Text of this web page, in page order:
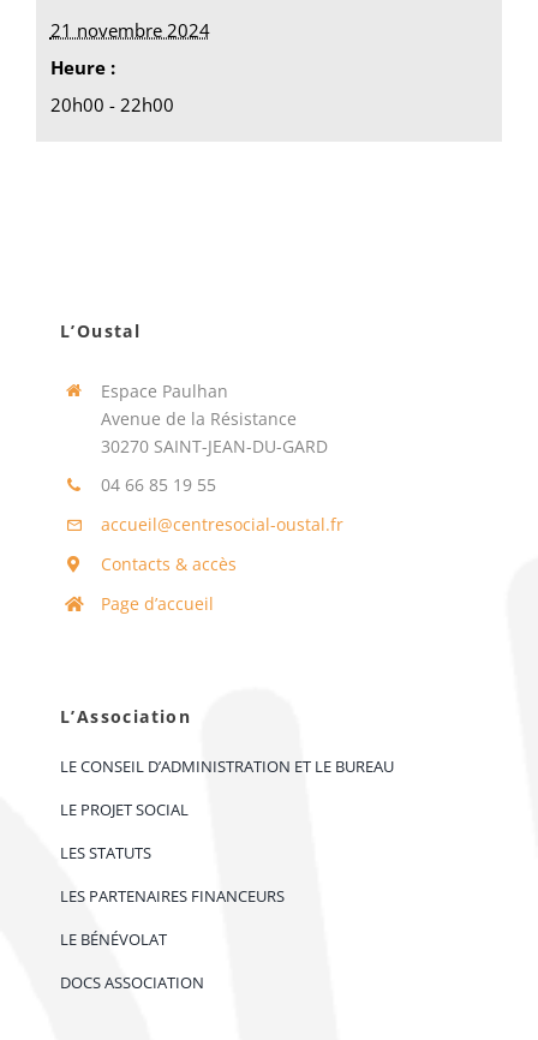
21 novembre 2024
Heure :
20h00 - 22h00
L’Oustal
Espace Paulhan
Avenue de la Résistance
30270 SAINT-JEAN-DU-GARD
04 66 85 19 55
accueil@centresocial-oustal.fr
Contacts & accès
Page d’accueil
L’Association
LE CONSEIL D’ADMINISTRATION ET LE BUREAU
LE PROJET SOCIAL
LES STATUTS
LES PARTENAIRES FINANCEURS
LE BÉNÉVOLAT
DOCS ASSOCIATION